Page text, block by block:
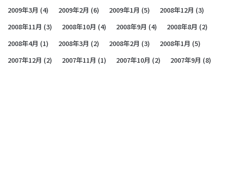
2009年3月 (4) 2009年2月 (6) 2009年1月 (5) 2008年12月 (3)
2008年11月 (3) 2008年10月 (4) 2008年9月 (4) 2008年8月 (2)
2008年4月 (1) 2008年3月 (2) 2008年2月 (3) 2008年1月 (5)
2007年12月 (2) 2007年11月 (1) 2007年10月 (2) 2007年9月 (8)